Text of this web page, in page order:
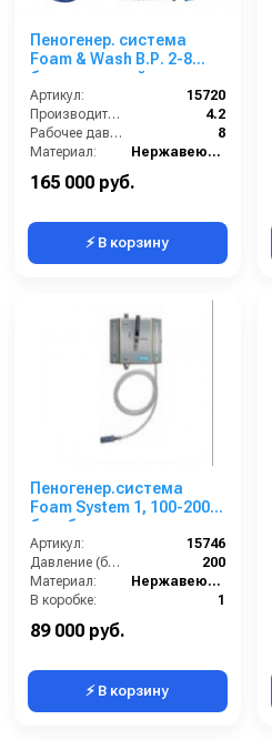
Пеногенер. система
Foam & Wash B.Р. 2-8
бар, с подачей воздуха,
на 1 ср-во 1/2ш. 1/2ш.с
аксесс.
Артикул:
15720
Производительность (л/мин):
4.2
Рабочее давление (бар):
8
Материал:
Нержавеющая сталь
165 000 руб.
⚡ В корзину
Пеногенер.система
Foam System 1, 100-200
бар, без подачи
воздуха, на 1 ср-во БРС
БРС
Артикул:
15746
Давление (бар):
200
Материал:
Нержавеющая сталь
В коробке:
1
89 000 руб.
⚡ В корзину